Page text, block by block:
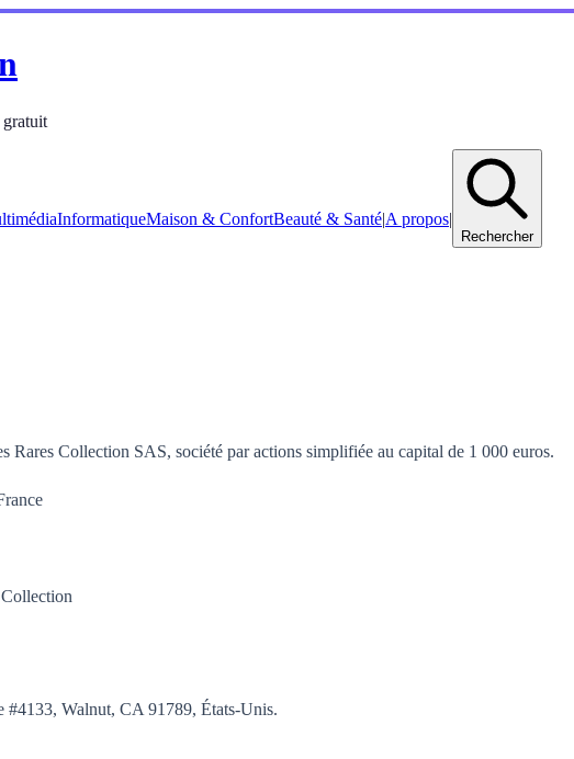
gratuit
InformatiqueMaison & ConfortBeauté & Santé|A propos|
Rechercher
Rares Collection SAS, société par actions simplifiée au capital de 1 000 euros.
#4133, Walnut, CA 91789, États-Unis.